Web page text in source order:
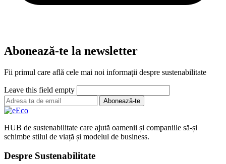
Abonează-te la newsletter
Fii primul care află cele mai noi informații despre sustenabilitate
Leave this field empty
Abonează-te
HUB de sustenabilitate care ajută oamenii și companiile să-și
schimbe stilul de viață și modelul de business.
Despre Sustenabilitate